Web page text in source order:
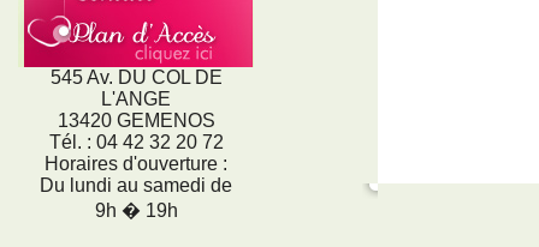
545 Av. DU COL DE
L'ANGE
13420 GEMENOS
Tél. : 04 42 32 20 72
Horaires d'ouverture :
Du lundi au samedi de
9h � 19h